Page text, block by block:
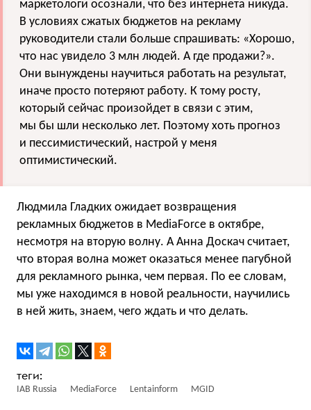
маркетологи осознали, что без интернета никуда.
В условиях сжатых бюджетов на рекламу
руководители стали больше спрашивать: «Хорошо,
что нас увидело 3 млн людей. А где продажи?».
Они вынуждены научиться работать на результат,
иначе просто потеряют работу. К тому росту,
который сейчас произойдет в связи с этим,
мы бы шли несколько лет. Поэтому хоть прогноз
и пессимистический, настрой у меня
оптимистический.
Людмила Гладких ожидает возвращения
рекламных бюджетов в MediaForce в октябре,
несмотря на вторую волну. А Анна Доскач считает,
что вторая волна может оказаться менее пагубной
для рекламного рынка, чем первая. По ее словам,
мы уже находимся в новой реальности, научились
в ней жить, знаем, чего ждать и что делать.
IAB Russia MediaForce Lentainform MGID